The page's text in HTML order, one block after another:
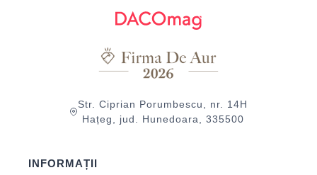
Str. Ciprian Porumbescu, nr. 14H
Hațeg, jud. Hunedoara, 335500
INFORMAȚII